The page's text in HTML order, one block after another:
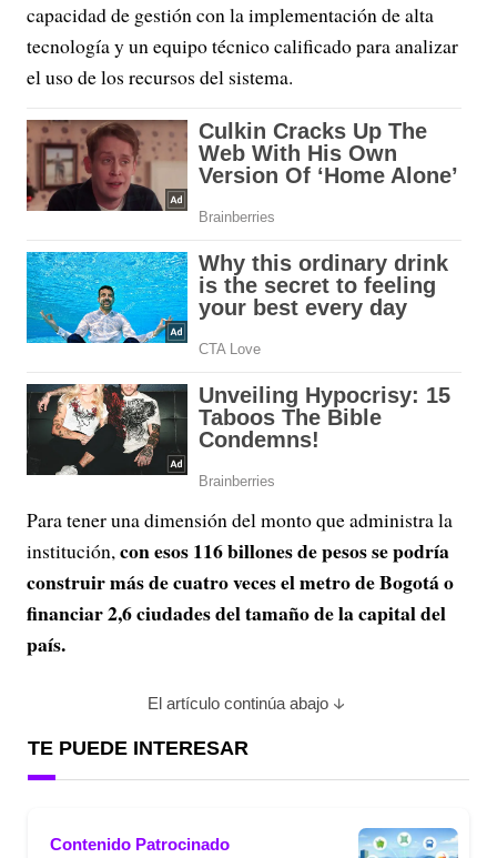
capacidad de gestión con la implementación de alta
tecnología y un equipo técnico calificado para analizar
el uso de los recursos del sistema.
Para tener una dimensión del monto que administra la
institución,con esos 116 billones de pesos se podría
construir más de cuatro veces el metro de Bogotá o
financiar 2,6 ciudades del tamaño de la capital del
país.
El artículo continúa abajo
TE PUEDE INTERESAR
Contenido Patrocinado